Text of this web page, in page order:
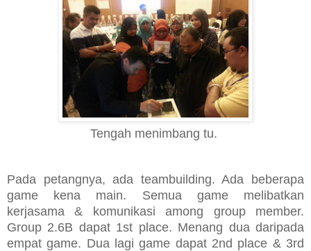
Tengah menimbang tu.
Pada petangnya, ada teambuilding. Ada beberapa
game kena main. Semua game melibatkan
kerjasama & komunikasi among group member.
Group 2.6B dapat 1st place. Menang dua daripada
empat game. Dua lagi game dapat 2nd place & 3rd